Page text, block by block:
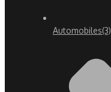
Automobiles(3)